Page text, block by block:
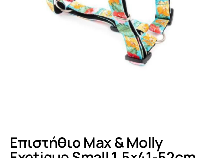
Επιστήθιο Max & Molly